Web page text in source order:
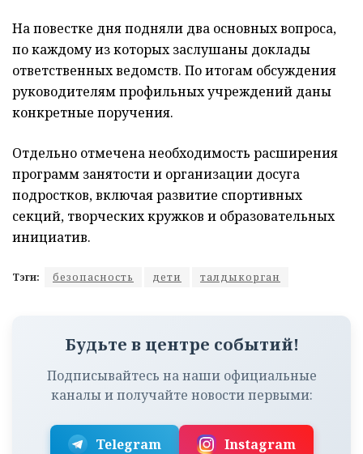
На повестке дня подняли два основных вопроса,
по каждому из которых заслушаны доклады
ответственных ведомств. По итогам обсуждения
руководителям профильных учреждений даны
конкретные поручения.
Отдельно отмечена необходимость расширения
программ занятости и организации досуга
подростков, включая развитие спортивных
секций, творческих кружков и образовательных
инициатив.
Тэги: безопасность дети талдыкорган
Будьте в центре событий!
Подписывайтесь на наши официальные
каналы и получайте новости первыми:
Telegram Instagram